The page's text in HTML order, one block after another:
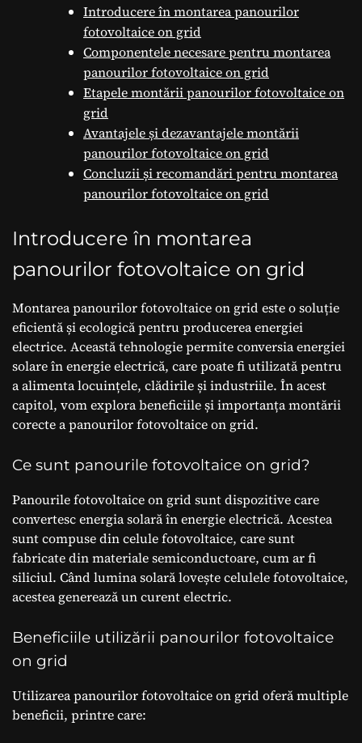
Introducere în montarea panourilor
fotovoltaice on grid
Componentele necesare pentru montarea
panourilor fotovoltaice on grid
Etapele montării panourilor fotovoltaice on
grid
Avantajele și dezavantajele montării
panourilor fotovoltaice on grid
Concluzii și recomandări pentru montarea
panourilor fotovoltaice on grid
Introducere în montarea
panourilor fotovoltaice on grid
Montarea panourilor fotovoltaice on grid este o soluție
eficientă și ecologică pentru producerea energiei
electrice. Această tehnologie permite conversia energiei
solare în energie electrică, care poate fi utilizată pentru
a alimenta locuințele, clădirile și industriile. În acest
capitol, vom explora beneficiile și importanța montării
corecte a panourilor fotovoltaice on grid.
Ce sunt panourile fotovoltaice on grid?
Panourile fotovoltaice on grid sunt dispozitive care
convertesc energia solară în energie electrică. Acestea
sunt compuse din celule fotovoltaice, care sunt
fabricate din materiale semiconductoare, cum ar fi
siliciul. Când lumina solară lovește celulele fotovoltaice,
acestea generează un curent electric.
Beneficiile utilizării panourilor fotovoltaice
on grid
Utilizarea panourilor fotovoltaice on grid oferă multiple
beneficii, printre care: